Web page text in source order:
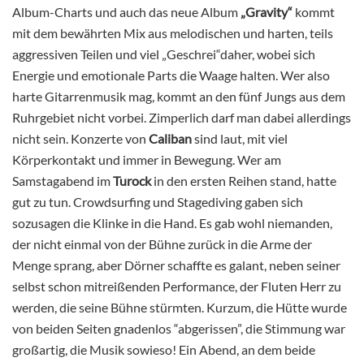
Album-Charts und auch das neue Album „Gravity“ kommt
mit dem bewährten Mix aus melodischen und harten, teils
aggressiven Teilen und viel „Geschrei“daher, wobei sich
Energie und emotionale Parts die Waage halten. Wer also
harte Gitarrenmusik mag, kommt an den fünf Jungs aus dem
Ruhrgebiet nicht vorbei. Zimperlich darf man dabei allerdings
nicht sein. Konzerte von Calibansind laut, mit viel
Körperkontakt und immer in Bewegung. Wer am
Samstagabend imTurockin den ersten Reihen stand, hatte
gut zu tun. Crowdsurfing und Stagediving gaben sich
sozusagen die Klinke in die Hand. Es gab wohl niemanden,
der nicht einmal von der Bühne zurück in die Arme der
Menge sprang, aber Dörner schaffte es galant, neben seiner
selbst schon mitreißenden Performance, der Fluten Herr zu
werden, die seine Bühne stürmten. Kurzum, die Hütte wurde
von beiden Seiten gnadenlos “abgerissen”, die Stimmung war
großartig, die Musik sowieso! Ein Abend, an dem beide